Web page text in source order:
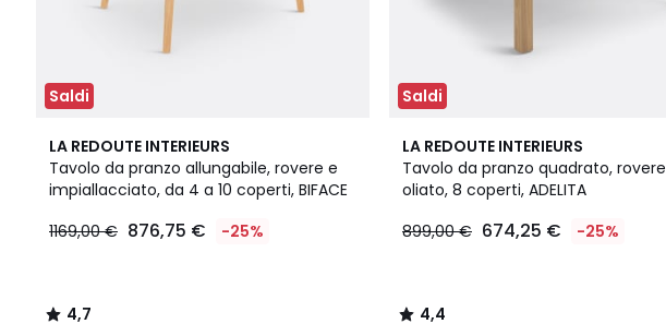
Saldi
LA REDOUTE INTERIEURS
Tavolo da pranzo allungabile, rovere e
impiallacciato, da 4 a 10 coperti, BIFACE
1169,00 € 876,75 € -25%
4,7
/ 5
4,7
Saldi
LA REDOUTE INTERIEURS
Tavolo da pranzo quadrato, rovere
oliato, 8 coperti, ADELITA
899,00 € 674,25 € -25%
4,4
/ 5
4,4